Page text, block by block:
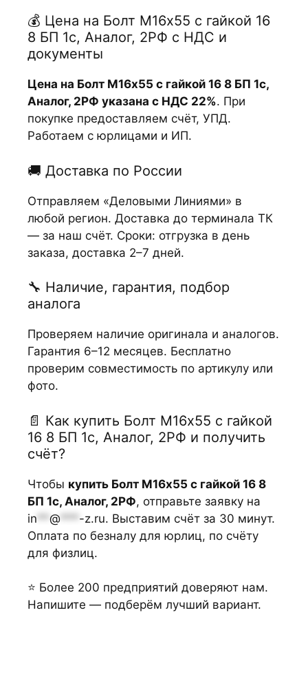
💰 Цена на Болт М16х55 с гайкой 16
8 БП 1с, Аналог, 2РФ с НДС и
документы
Цена на Болт М16х55 с гайкой 16 8 БП 1с,
Аналог, 2РФ указана с НДС 22%. При
покупке предоставляем счёт, УПД.
Работаем с юрлицами и ИП.
🚚 Доставка по России
Отправляем «Деловыми Линиями» в
любой регион. Доставка до терминала ТК
— за наш счёт. Сроки: отгрузка в день
заказа, доставка 2–7 дней.
🔧 Наличие, гарантия, подбор
аналога
Проверяем наличие оригинала и аналогов.
Гарантия 6–12 месяцев. Бесплатно
проверим совместимость по артикулу или
фото.
📄 Как купить Болт М16х55 с гайкой
16 8 БП 1с, Аналог, 2РФ и получить
счёт?
Чтобы купить Болт М16х55 с гайкой 16 8
БП 1с, Аналог, 2РФ, отправьте заявку на
in ** @ *** -z.ru. Выставим счёт за 30 минут.
Оплата по безналу для юрлиц, по счёту
для физлиц.
⭐ Более 200 предприятий доверяют нам.
Напишите — подберём лучший вариант.